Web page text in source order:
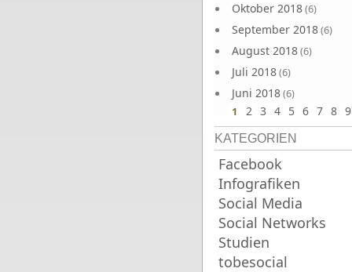
Oktober 2018(6)
September 2018(6)
August 2018(6)
Juli 2018(6)
Juni 2018(6)
1 2 3 4 5 6 7 8 9
KATEGORIEN
Facebook
Infografiken
Social Media
Social Networks
Studien
tobesocial